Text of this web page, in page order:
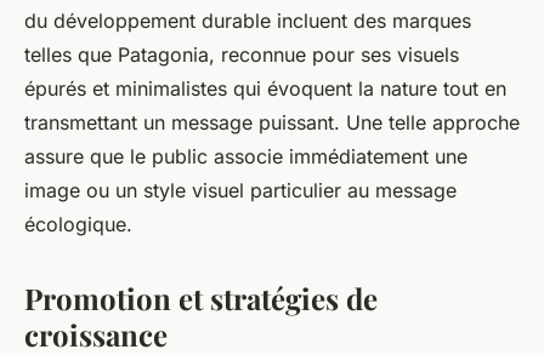
du développement durable incluent des marques
telles que Patagonia, reconnue pour ses visuels
épurés et minimalistes qui évoquent la nature tout en
transmettant un message puissant. Une telle approche
assure que le public associe immédiatement une
image ou un style visuel particulier au message
écologique.
Promotion et stratégies de
croissance